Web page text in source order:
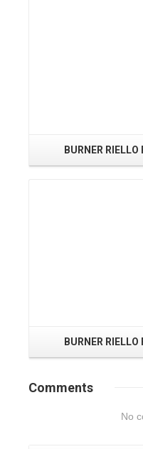
BURNER
BURNER
Comments
No